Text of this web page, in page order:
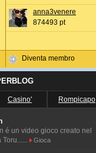
anna3venere
874493 pt
Diventa membro
Casino' Rompicapo
é un video gioco creato nel
Toru......
Gioca